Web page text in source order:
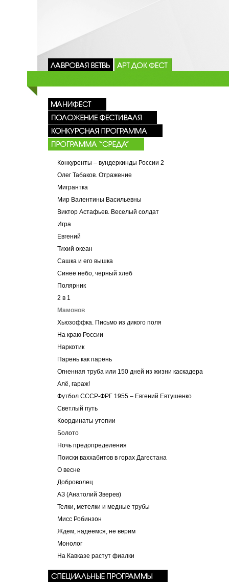
Конкуренты – вундеркинды России 2
Олег Табаков. Отражение
Мигрантка
Мир Валентины Васильевны
Виктор Астафьев. Веселый солдат
Игра
Евгений
Тихий океан
Cашка и его вышка
Синее небо, черный хлеб
Полярник
2 в 1
Мамонов
Хьюзоффка. Письмо из дикого поля
На краю России
Наркотик
Парень как парень
Огненная труба или 150 дней из жизни каскадера
Алё, гараж!
Футбол СССР-ФРГ 1955 – Евгений Евтушенко
Светлый путь
Координаты утопии
Болото
Ночь предопределения
Поиски ваххабитов в горах Дагестана
О весне
Доброволец
АЗ (Анатолий Зверев)
Телки, метелки и медные трубы
Мисс Робинзон
Ждем, надеемся, не верим
Монолог
На Кавказе растут фиалки